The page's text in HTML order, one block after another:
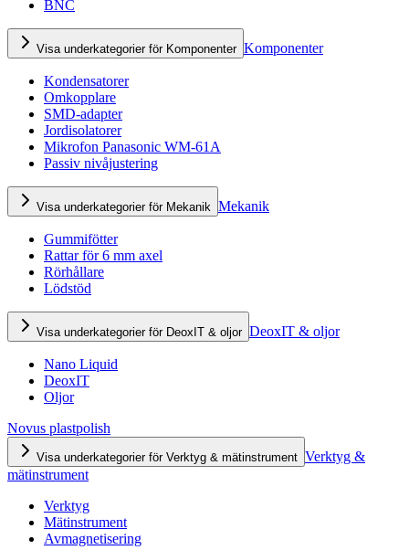
BNC
Visa underkategorier för Komponenter Komponenter
Kondensatorer
Omkopplare
SMD-adapter
Jordisolatorer
Mikrofon Panasonic WM-61A
Passiv nivåjustering
Visa underkategorier för Mekanik Mekanik
Gummifötter
Rattar för 6 mm axel
Rörhållare
Lödstöd
Visa underkategorier för DeoxIT & oljor DeoxIT & oljor
Nano Liquid
DeoxIT
Oljor
Novus plastpolish
Visa underkategorier för Verktyg & mätinstrument Verktyg &
mätinstrument
Verktyg
Mätinstrument
Avmagnetisering